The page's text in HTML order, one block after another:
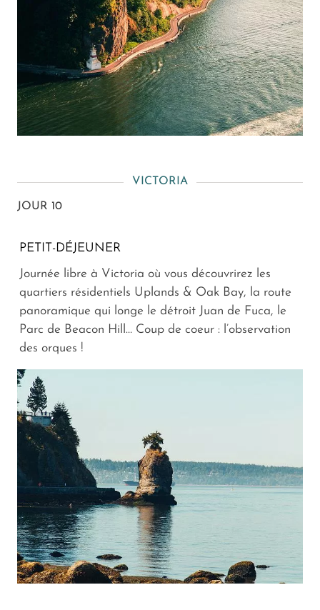
VICTORIA
JOUR 10
PETIT-DÉJEUNER
Journée libre à Victoria où vous découvrirez les
quartiers résidentiels Uplands & Oak Bay, la route
panoramique qui longe le détroit Juan de Fuca, le
Parc de Beacon Hill… Coup de coeur : l’observation
des orques !